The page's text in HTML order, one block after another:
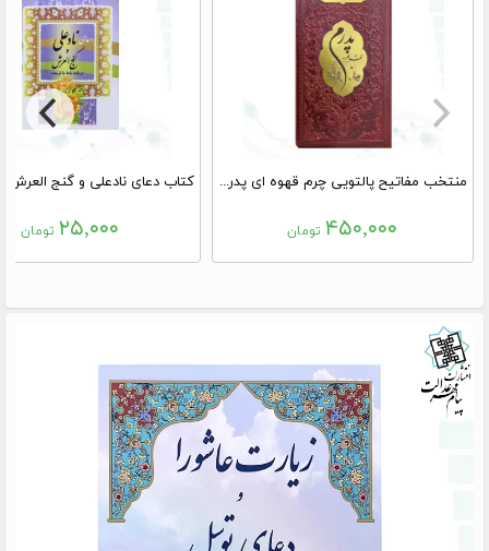
منتخب مفاتیح پالتویی چرم قهوه ای پدرم پلاکدار
۴۵۰,۰۰۰ تومان ۲۵,۰۰۰ تومان